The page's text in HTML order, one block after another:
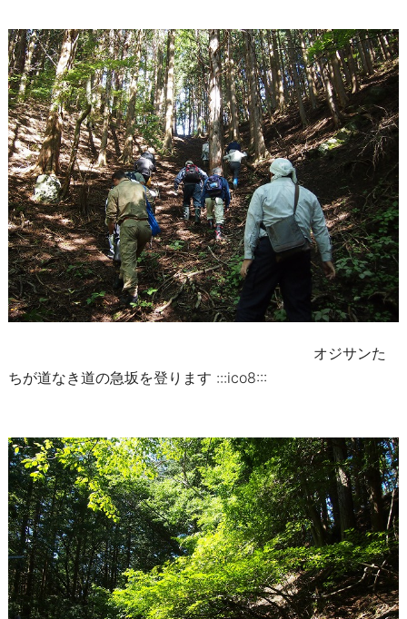
オジサンた
ちが道なき道の急坂を登ります :::ico8:::